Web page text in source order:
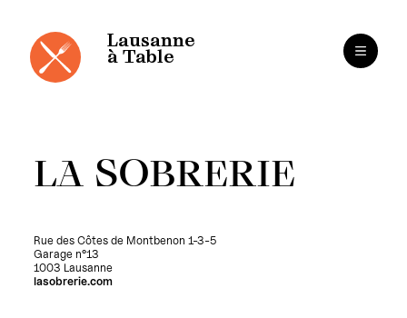
contenu
Lausanne
à Table
LA SOBRERIE
Rue des Côtes de Montbenon 1-3-5
Garage n°13
1003 Lausanne
lasobrerie.com